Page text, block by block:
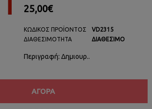
25,00€
ΚΩΔΙΚΌΣ ΠΡΟΪΌΝΤΟΣ
ΔΙΑΘΕΣΙΜΌΤΗΤΑ
VD2315
ΔΙΑΘΈΣΙΜΟ
Περιγραφή: Δημιουρ..
ΑΓΟΡΆ